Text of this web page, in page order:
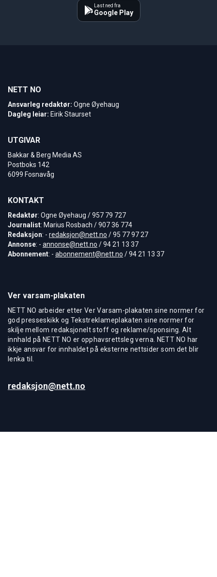
Last ned fra
Google Play
NETT NO
Ansvarleg redaktør: Ogne Øyehaug
Dagleg leiar: Eirik Staurset
UTGIVAR
Bakkar & Berg Media AS
Postboks 142
6099 Fosnavåg
KONTAKT
Redaktør: Ogne Øyehaug / 957 79 727
Journalist: Marius Rosbach / 907 36 774
Redaksjon: - redaksjon@nett.no / 95 77 97 27
Annonse: - annonse@nett.no / 94 21 13 37
Abonnement: - abonnement@nett.no / 94 21 13 37
Ver varsam-plakaten
NETT NO arbeider etter Ver Varsam-plakaten sine normer for
god presseskikk og Tekstreklameplakaten sine normer for
skilje mellom redaksjonelt stoff og reklame/sponsing. Alt
innhald på NETT NO er opphavsrettsleg verna. NETT NO har
ikkje ansvar for innhaldet på eksterne nettsider som det blir
lenka til.
redaksjon@nett.no